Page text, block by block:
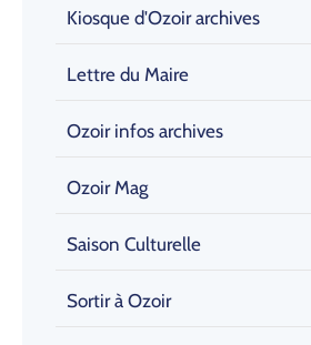
Kiosque d'Ozoir archives
Lettre du Maire
Ozoir infos archives
Ozoir Mag
Saison Culturelle
Sortir à Ozoir